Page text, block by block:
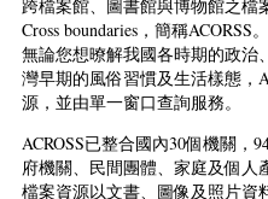
跨檔案館、圖書館與博物館之檔
Cross boundaries，簡稱ACORSS。
無論您想暸解我國各時期的政治
灣早期的風俗習慣及生活樣態，
源，並由單一窗口查詢服務。
ACROSS已整合國內30個機關，
府機關、民間團體、家庭及個人
檔案資源以文書、圖像及照片資